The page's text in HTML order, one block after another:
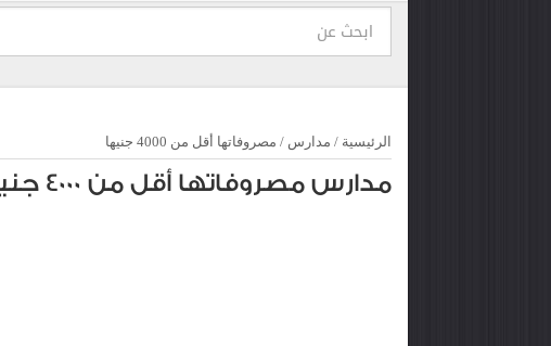
الرئيسية / مدارس / مصروفاتها أقل من 4000 جنيها
مدارس مصروفاتها أقل من 4000 جنيها